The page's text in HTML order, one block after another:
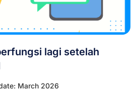
lagi setelah
March 2026